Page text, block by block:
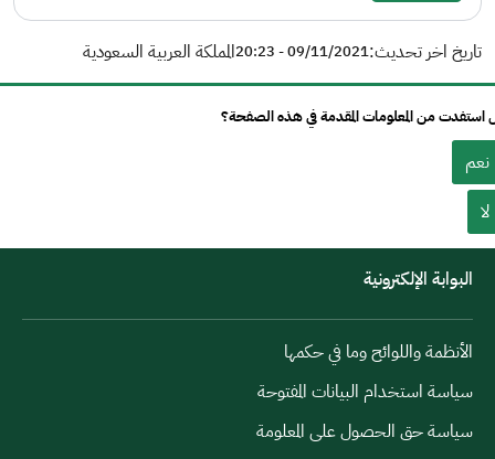
تاريخ اخر تحديث:09/11/2021 - 20:23 المملكة العربية السعودية
استفدت من المعلومات المقدمة في هذه الصفحة؟
نعم
لا
البوابة الإلكترونية
الأنظمة واللوائح وما في حكمها
سياسة استخدام البيانات المفتوحة
سياسة حق الحصول على المعلومة